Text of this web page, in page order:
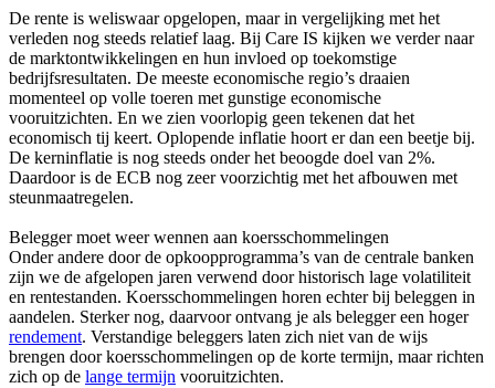
De rente is weliswaar opgelopen, maar in vergelijking met het
verleden nog steeds relatief laag. Bij Care IS kijken we verder naar
de marktontwikkelingen en hun invloed op toekomstige
bedrijfsresultaten. De meeste economische regio’s draaien
momenteel op volle toeren met gunstige economische
vooruitzichten. En we zien voorlopig geen tekenen dat het
economisch tij keert. Oplopende inflatie hoort er dan een beetje bij.
De kerninflatie is nog steeds onder het beoogde doel van 2%.
Daardoor is de ECB nog zeer voorzichtig met het afbouwen met
steunmaatregelen.
Belegger moet weer wennen aan koersschommelingen
Onder andere door de opkoopprogramma’s van de centrale banken
zijn we de afgelopen jaren verwend door historisch lage volatiliteit
en rentestanden. Koersschommelingen horen echter bij beleggen in
aandelen. Sterker nog, daarvoor ontvang je als belegger een hoger
rendement. Verstandige beleggers laten zich niet van de wijs
brengen door koersschommelingen op de korte termijn, maar richten
zich op de lange termijn vooruitzichten.